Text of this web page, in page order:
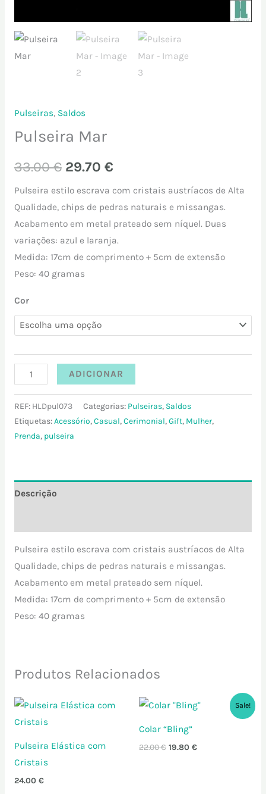
Pulseiras, Saldos
Pulseira Mar
33.00€ 29.70 €
Pulseira estilo escrava com cristais austríacos de Alta
Qualidade, chips de pedras naturais e missangas.
Acabamento em metal prateado sem níquel. Duas
variações: azul e laranja.
Medida: 17cm de comprimento + 5cm de extensão
Peso: 40 gramas
Cor
ADICIONAR
REF: HLDpul073 Categorias: Pulseiras, Saldos
Etiquetas:Acessório,Casual,Cerimonial,Gift, Mulher,
Prenda, pulseira
Descrição
Pulseira estilo escrava com cristais austríacos de Alta
Qualidade, chips de pedras naturais e missangas.
Acabamento em metal prateado sem níquel.
Medida: 17cm de comprimento + 5cm de extensão
Peso: 40 gramas
Produtos Relacionados
Pulseira Elástica com
Cristais
24.00 €
Sale!
Colar “Bling”
22.00€
O
era:
22.00 €.
19.80 €
O
preço
19.80 €.